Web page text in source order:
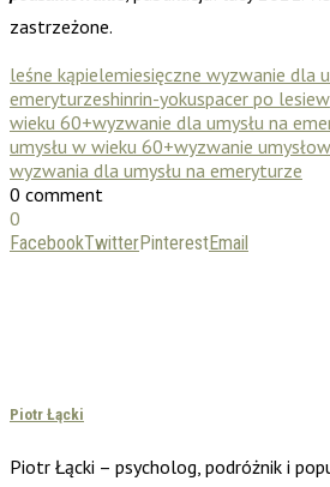
zastrzeżone.
leśne kąpielemiesięczne wyzwanie dla
emeryturzeshinrin-yokuspacer po lesie
wieku 60+wyzwanie dla umysłu na
umysłu w wieku 60+wyzwanie
wyzwania dla umysłu na emeryturze
0 comment
0
FacebookTwitterPinterestEmail
Piotr Łącki
Piotr Łącki – psycholog, podróżnik i